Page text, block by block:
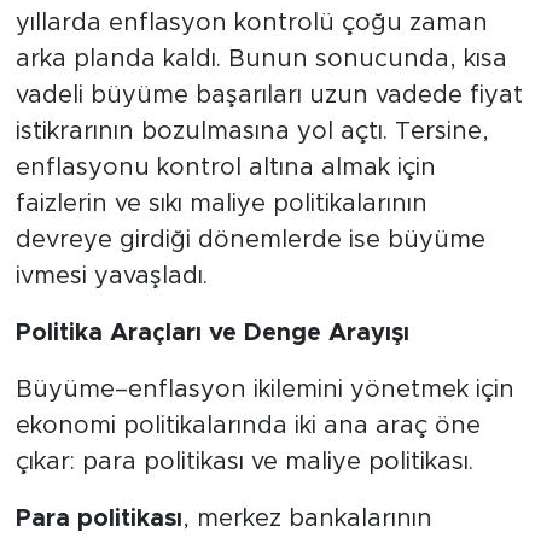
yıllarda enflasyon kontrolü çoğu zaman
arka planda kaldı. Bunun sonucunda, kısa
vadeli büyüme başarıları uzun vadede fiyat
istikrarının bozulmasına yol açtı. Tersine,
enflasyonu kontrol altına almak için
faizlerin ve sıkı maliye politikalarının
devreye girdiği dönemlerde ise büyüme
ivmesi yavaşladı.
Politika Araçları ve Denge Arayışı
Büyüme–enflasyon ikilemini yönetmek için
ekonomi politikalarında iki ana araç öne
çıkar: para politikası ve maliye politikası.
Para politikası, merkez bankalarının